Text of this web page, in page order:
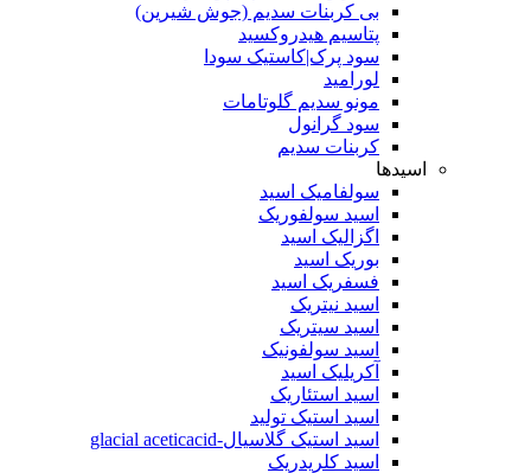
بی کربنات سدیم (جوش شیرین)
پتاسیم هیدروکسید
سود پرک|کاستیک سودا
لورامید
مونو سدیم گلوتامات
سود گرانول
کربنات سدیم
اسیدها
سولفامیک اسید
اسید سولفوریک
اگزالیک اسید
بوریک اسید
فسفریک اسید
اسید نیتریک
اسید سیتریک
اسید سولفونیک
آکریلیک اسید
اسید استئاریک
اسید استیک تولید
اسید استیک گلاسیال-glacial aceticacid
اسید کلریدریک